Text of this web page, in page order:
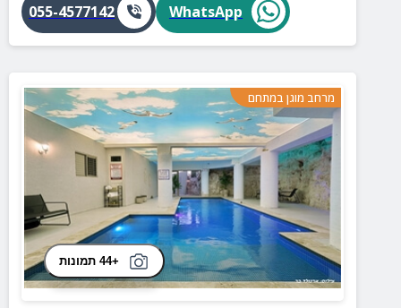
WhatsApp
055-4577142
מרחב מוגן במתחם
+44 תמונות